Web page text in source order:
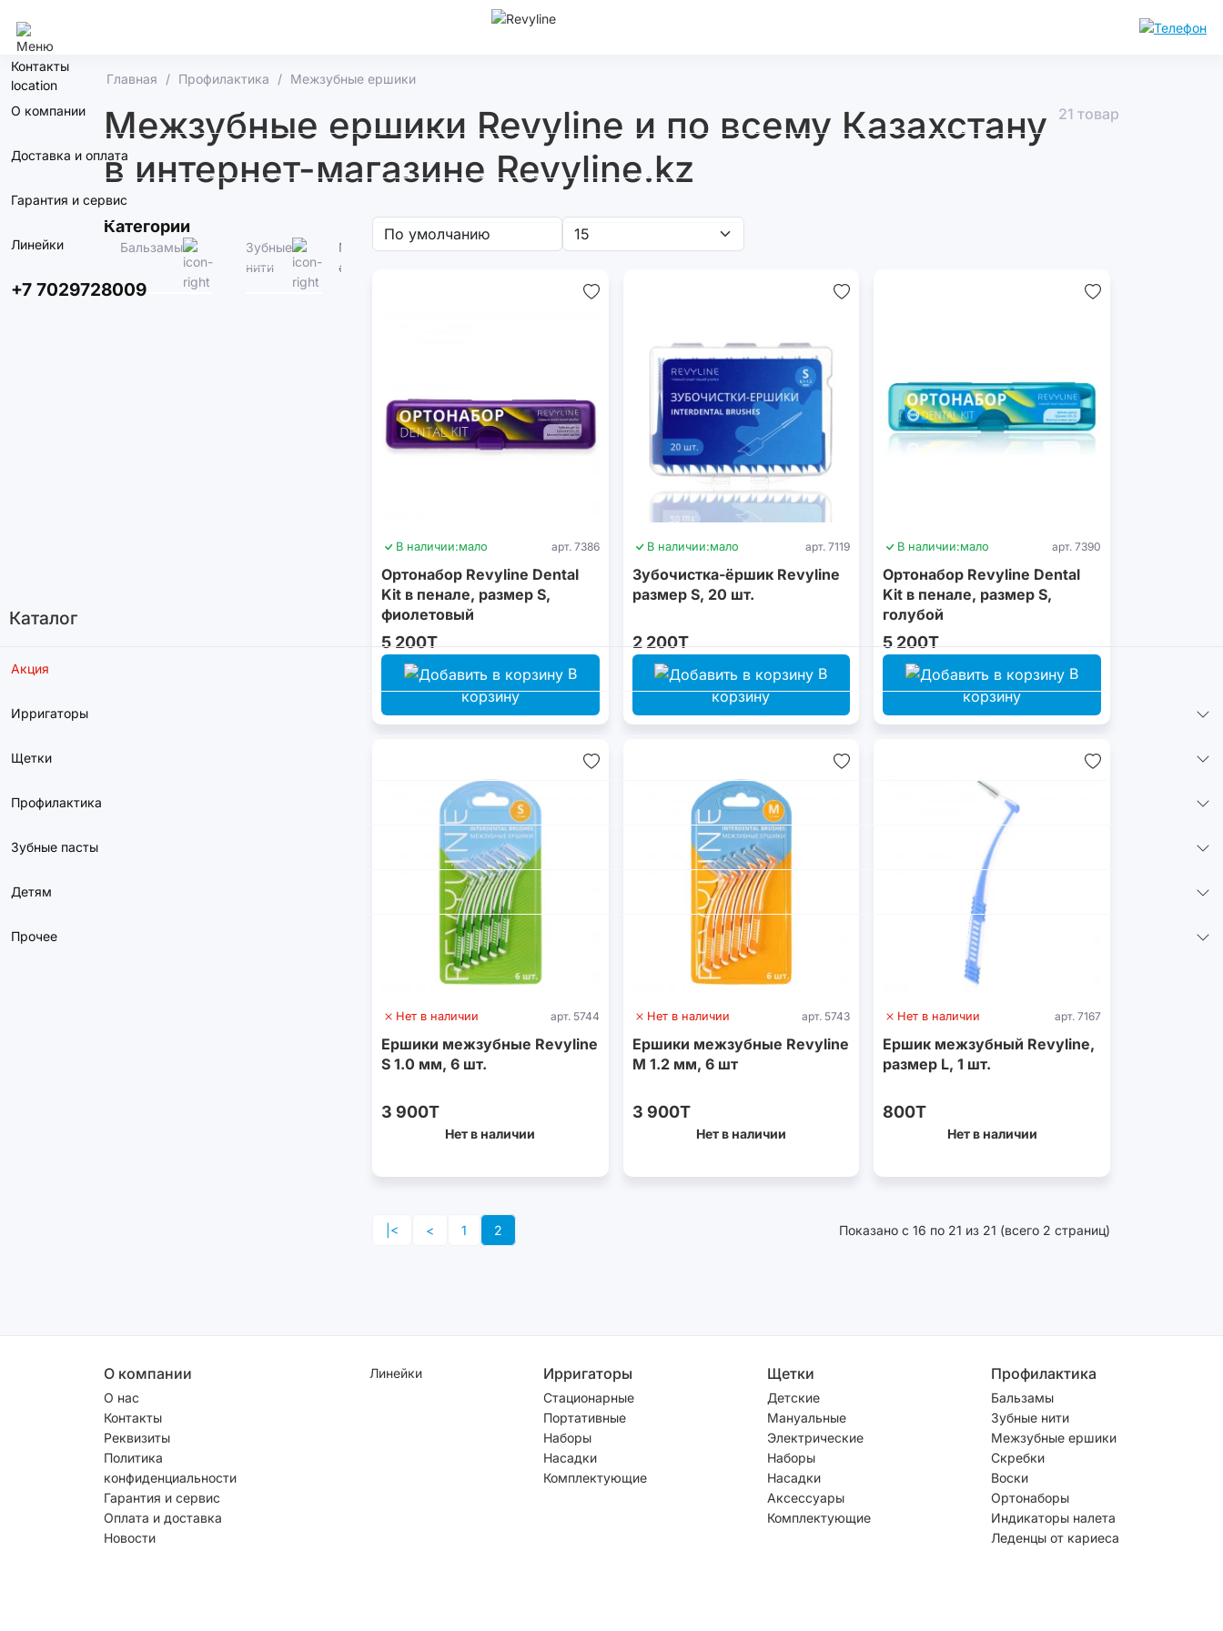
Контакты
О компании
Доставка и оплата
Гарантия и сервис
Линейки
+7 7029728009
Каталог
Акция
Ирригаторы
Щетки
Профилактика
Зубные пасты
Детям
Прочее
Главная Профилактика Межзубные ершики
Межзубные ершики Revyline и по всему Казахстану
в интернет-магазине Revyline.kz
21 товар
Категории
Бальзамы
Зубные
нити
Межзубные
ершики
Скребки Воски Ортонаборы
В наличии:мало арт. 7386
Ортонабор Revyline Dental
Kit в пенале, размер S,
фиолетовый
5 200T
В
корзину
В наличии:мало арт. 7119
Зубочистка-ёршик Revyline
размер S, 20 шт.
2 200T
В
корзину
В наличии:мало арт. 7390
Ортонабор Revyline Dental
Kit в пенале, размер S,
голубой
5 200T
В
корзину
Нет в наличии арт. 5744
Ершики межзубные Revyline
S 1.0 мм, 6 шт.
3 900T
Нет в наличии
Нет в наличии арт. 5743
Ершики межзубные Revyline
M 1.2 мм, 6 шт
3 900T
Нет в наличии
Нет в наличии арт. 7167
Ершик межзубный Revyline,
размер L, 1 шт.
800T
Нет в наличии
|< < 1 2 Показано с 16 по 21 из 21 (всего 2 страниц)
О компании
О нас
Контакты
Реквизиты
Политика
конфиденциальности
Гарантия и сервис
Оплата и доставка
Новости
Линейки Ирригаторы
Стационарные
Портативные
Наборы
Насадки
Комплектующие
Щетки
Детские
Мануальные
Электрические
Наборы
Насадки
Аксессуары
Комплектующие
Профилактика
Бальзамы
Зубные нити
Межзубные ершики
Скребки
Воски
Ортонаборы
Индикаторы налета
Леденцы от кариеса